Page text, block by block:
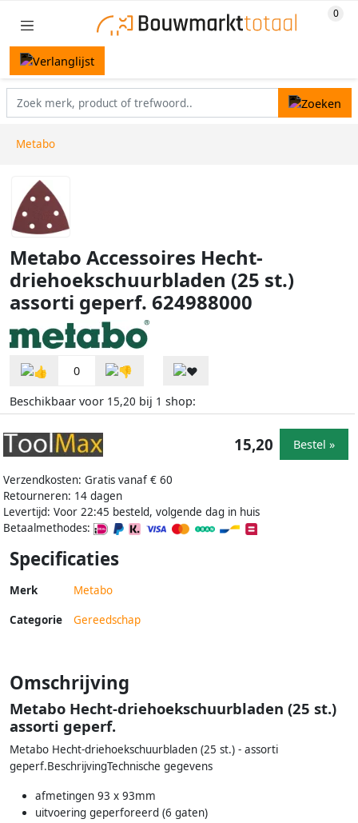
Metabo
Metabo Accessoires Hecht-
driehoekschuurbladen (25 st.)
assorti geperf. 624988000
0
Beschikbaar voor 15,20 bij 1 shop:
Verzendkosten: Gratis vanaf € 60
Retourneren: 14 dagen
Levertijd: Voor 22:45 besteld, volgende dag in huis
Betaalmethodes:
15,20 Bestel »
Specificaties
Merk Metabo
Categorie Gereedschap
Omschrijving
Metabo Hecht-driehoekschuurbladen (25 st.)
assorti geperf.
Metabo Hecht-driehoekschuurbladen (25 st.) - assorti
geperf.BeschrijvingTechnische gegevens
afmetingen 93 x 93mm
uitvoering geperforeerd (6 gaten)